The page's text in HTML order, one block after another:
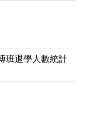
班退學人數統計